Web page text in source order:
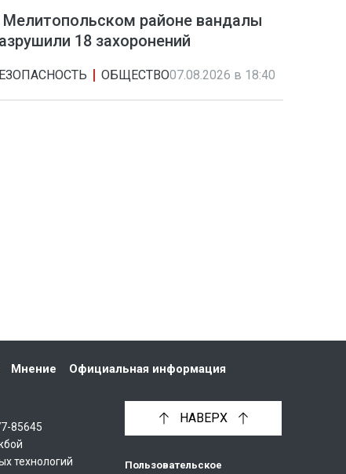
Мелитопольском районе вандалы
18 захоронений
ОБЩЕСТВО07.08.2026 в 18:40
НАВЕРХ
Мнение Официальная информация
Пользовательское
85645
технологий